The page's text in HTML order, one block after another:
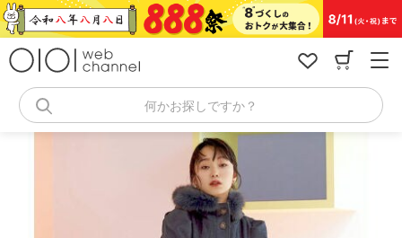
コ
ン
何かお探しですか？